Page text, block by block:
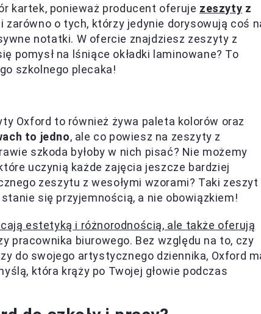
kartek, ponieważ producent oferuje zeszyty z
zarówno o tych, którzy jedynie dorysowują coś
notatki. W ofercie znajdziesz zeszyty z
pomysł na lśniące okładki laminowane? To
szkolnego plecaka!
Oxford to również żywa paleta kolorów oraz
to jedno, ale co powiesz na zeszyty z
szkoda byłoby w nich pisać? Nie możemy
uczynią każde zajęcia jeszcze bardziej
zeszytu z wesołymi wzorami? Taki zeszyt
się przyjemnością, a nie obowiązkiem!
estetyką i różnorodnością, ale także oferują
pracownika biurowego. Bez względu na to, czy
do swojego artystycznego dziennika, Oxford
która krąży po Twojej głowie podczas